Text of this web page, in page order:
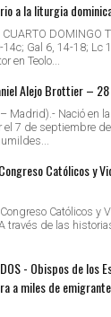
a la liturgia
CUARTO DOMINGO
Gal 6, 14-18; Lc
en Teolo...
Alejo Brottier –
Madrid).- Nació en
el 7 de septiembre
Católicos y
Católicos y
través de las
- Obispos de los
a miles de